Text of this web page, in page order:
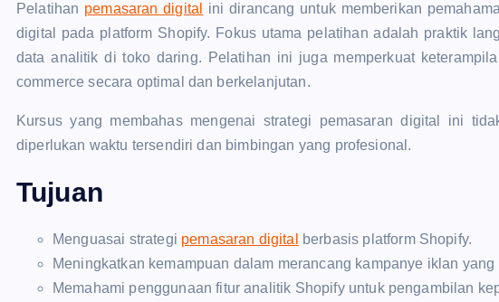
Pelatihan pemasaran digital
ini dirancang untuk memberikan
digital pada platform Shopify. Fokus utama pelatihan adalah praktik
data analitik di toko daring. Pelatihan ini juga memperkuat
commerce secara optimal dan berkelanjutan.
Kursus yang membahas mengenai strategi pemasaran digital ini
diperlukan waktu tersendiri dan bimbingan yang profesional.
Tujuan
Menguasai strategi pemasaran digital
berbasis platform Shopify.
Meningkatkan kemampuan dalam merancang kampanye iklan
Memahami penggunaan fitur analitik Shopify untuk pengambilan